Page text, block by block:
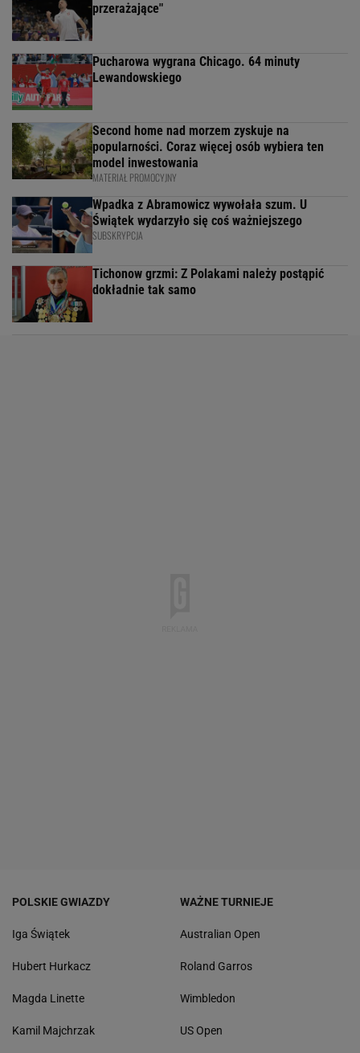
przerażające"
Pucharowa wygrana Chicago. 64 minuty
Lewandowskiego
Second home nad morzem zyskuje na
popularności. Coraz więcej osób wybiera ten
model inwestowania
MATERIAŁ PROMOCYJNY
Wpadka z Abramowicz wywołała szum. U
Świątek wydarzyło się coś ważniejszego
SUBSKRYPCJA
Tichonow grzmi: Z Polakami należy postąpić
dokładnie tak samo
POLSKIE GWIAZDY
Iga Świątek
Hubert Hurkacz
Magda Linette
Kamil Majchrzak
WAŻNE TURNIEJE
Australian Open
Roland Garros
Wimbledon
US Open